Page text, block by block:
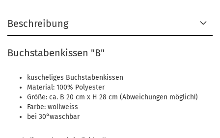
Beschreibung
Buchstabenkissen "B"
kuscheliges Buchstabenkissen
Material: 100% Polyester
Größe: ca. B 20 cm x H 28 cm (Abweichungen möglich!)
Farbe: wollweiss
bei 30°waschbar